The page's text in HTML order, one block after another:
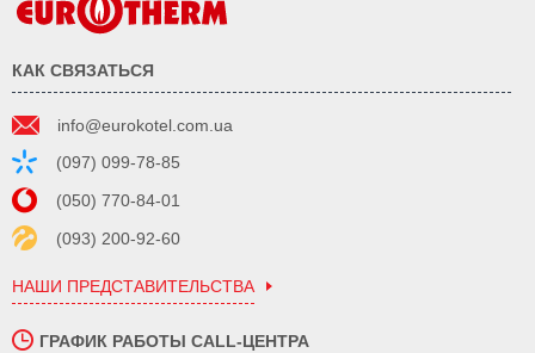
КАК СВЯЗАТЬСЯ
info@eurokotel.com.ua
(097) 099-78-85
(050) 770-84-01
(093) 200-92-60
НАШИ ПРЕДСТАВИТЕЛЬСТВА
ГРАФИК РАБОТЫ CALL-ЦЕНТРА